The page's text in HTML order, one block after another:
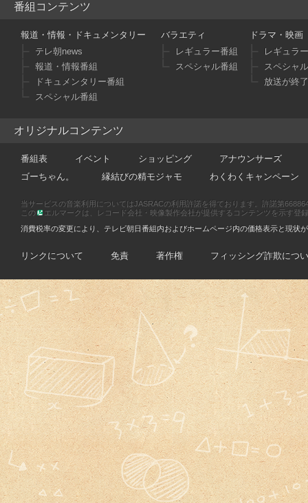
番組コンテンツ
報道・情報・ドキュメンタリー
テレ朝news
報道・情報番組
ドキュメンタリー番組
スペシャル番組
バラエティ
レギュラー番組
スペシャル番組
ドラマ・映画
レギュラ
スペシャ
放送が終
オリジナルコンテンツ
番組表 イベント ショッピング
アナウンサーズ
ゴーちゃん。
縁結びの精モジャモ わくわくキャンペーン
当サービスの音楽利用についてはJASRACの利用許諾を得ております。許諾第
この
エルマークは、レコード会社・映像製作会社が提供するコンテンツを示す登
消費税率の変更により、テレビ朝日番組内およびホームページ内の価格表示と現状
リンクについて 免責 著作権 フィッシング詐欺につ